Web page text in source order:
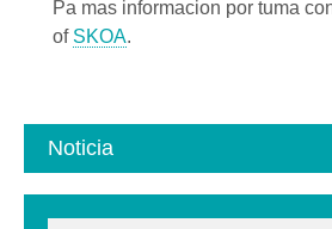
Pa mas informacion por tuma
of SKOA.
Noticia